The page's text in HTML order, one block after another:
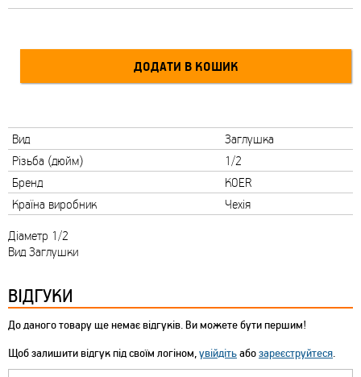
Вид
Заглушка
Різьба (дюйм)
1/2
Бренд
KOER
Країна виробник
Чехія
Діаметр 1/2
Вид Заглушки
ВІДГУКИ
До даного товару ще немає відгуків. Ви можете бути першим!
Щоб залишити відгук під своїм логіном,увійдітьабозареєструйтеся.